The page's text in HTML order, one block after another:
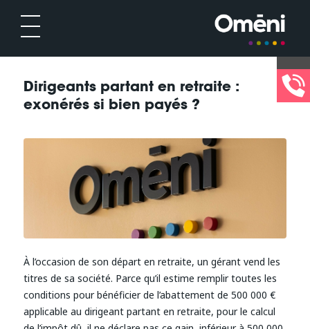
Dirigeants partant en retraite :
exonérés si bien payés ?
À l’occasion de son départ en retraite, un gérant vend les
titres de sa société. Parce qu’il estime remplir toutes les
conditions pour bénéficier de l’abattement de 500 000 €
applicable au dirigeant partant en retraite, pour le calcul